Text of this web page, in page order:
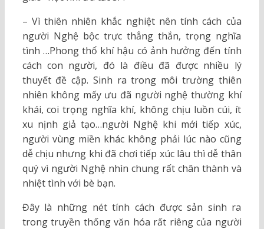
– Vì thiên nhiên khắc nghiệt nên tính cách của
người Nghệ bộc trực thẳng thắn, trọng nghĩa
tình …Phong thổ khí hậu có ảnh hưởng đến tính
cách con người, đó là điều đã được nhiều lý
thuyết đề cập. Sinh ra trong môi trường thiên
nhiên không mấy ưu đã người nghệ thường khí
khái, coi trọng nghĩa khí, không chịu luồn cúi, ít
xu nịnh giả tạo…người Nghệ khi mới tiếp xúc,
người vùng miền khác không phải lúc nào cũng
dễ chịu nhưng khi đã chơi tiếp xúc lâu thì dễ thân
quý vì người Nghệ nhìn chung rất chân thành và
nhiệt tình với bè bạn.
Đây là những nét tính cách được sản sinh ra
trong truyền thống văn hóa rất riêng của người